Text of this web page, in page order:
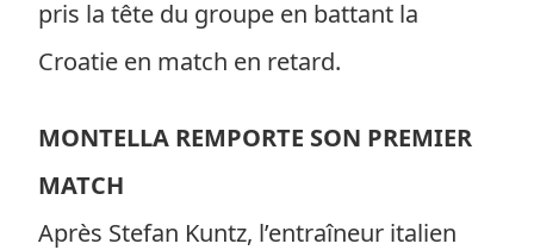
pris la tête du groupe en battant la
Croatie en match en retard.
MONTELLA REMPORTE SON PREMIER
MATCH
Après Stefan Kuntz, l’entraîneur italien